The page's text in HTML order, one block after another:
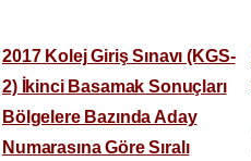
2017 Kolej Giriş Sınavı (KGS-
2) İkinci Basamak Sonuçları
Bölgelere Bazında Aday
Numarasına Göre Sıralı